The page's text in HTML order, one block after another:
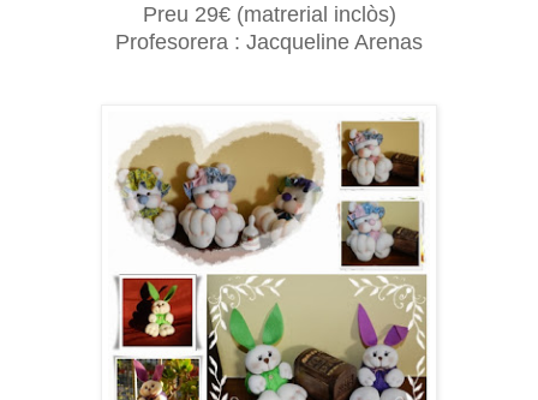
Preu 29€ (matrerial inclòs)
Profesorera : Jacqueline Arenas